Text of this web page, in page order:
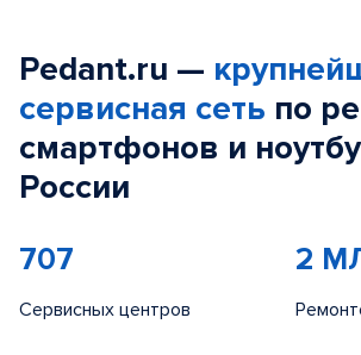
Pedant.ru —
сервисная сеть по
смартфонов и
России
707
Сервисных центров
2